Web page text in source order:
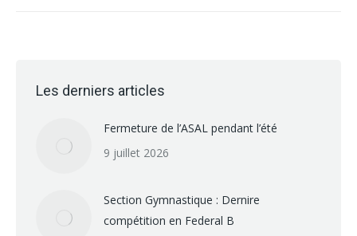
Les derniers articles
Fermeture de l’ASAL pendant l’été
9 juillet 2026
Section Gymnastique : Dernire
compétition en Federal B